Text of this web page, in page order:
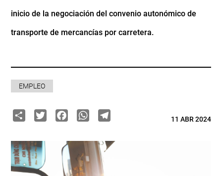
inicio de la negociación del convenio autonómico de
transporte de mercancías por carretera.
EMPLEO
ShareTwitterFacebook
WhatsApp
Telegram11 ABR 2024